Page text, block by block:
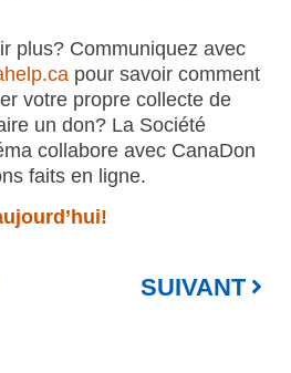
plus? Communiquez avec
pour savoir comment
votre propre collecte de
un don? La Société
collabore avec CanaDon
faits en ligne.
SUIVANT